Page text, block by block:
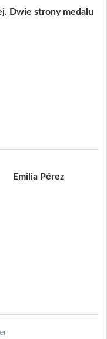
Dwie strony medalu
Emilia Pérez